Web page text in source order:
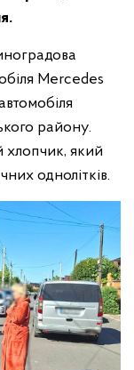
Mercedes
району.
хлопчик, який
однолітків.